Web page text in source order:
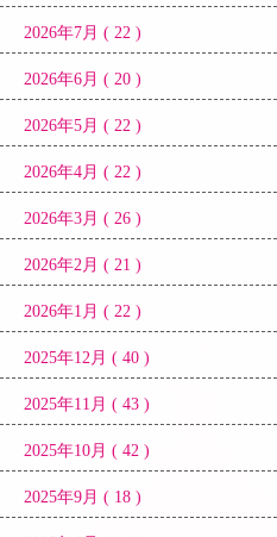
2026年7月 ( 22 )
2026年6月 ( 20 )
2026年5月 ( 22 )
2026年4月 ( 22 )
2026年3月 ( 26 )
2026年2月 ( 21 )
2026年1月 ( 22 )
2025年12月 ( 40 )
2025年11月 ( 43 )
2025年10月 ( 42 )
2025年9月 ( 18 )